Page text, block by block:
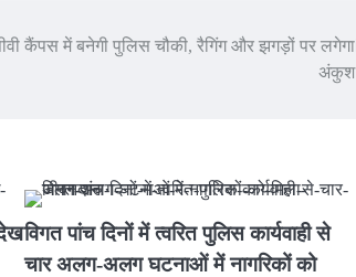
कैंपस में बनेगी पुलिस चौकी, रैगिंग और झगड़ों पर लगेगा
अंकुश
विगत पांच दिनों में त्वरित पुलिस कार्यवाही से
चार अलग-अलग घटनाओं में नागरिकों को